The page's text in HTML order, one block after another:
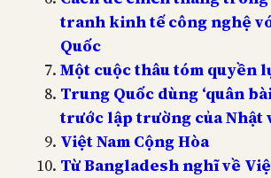
tranh kinh tế công nghệ
Quốc
Một cuộc thâu tóm quyền
Trung Quốc dùng ‘quân
trước lập trường của Nhật
Việt Nam Cộng Hòa
Từ Bangladesh nghĩ về